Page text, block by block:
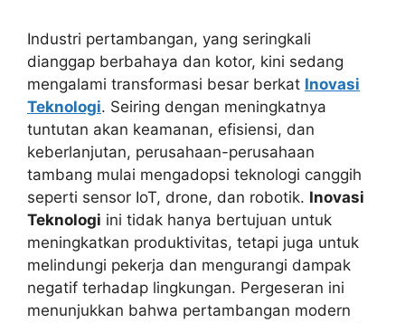
Industri pertambangan, yang seringkali
dianggap berbahaya dan kotor, kini sedang
mengalami transformasi besar berkat Inovasi
Teknologi. Seiring dengan meningkatnya
tuntutan akan keamanan, efisiensi, dan
keberlanjutan, perusahaan-perusahaan
tambang mulai mengadopsi teknologi canggih
seperti sensor IoT, drone, dan robotik. Inovasi
Teknologi ini tidak hanya bertujuan untuk
meningkatkan produktivitas, tetapi juga untuk
melindungi pekerja dan mengurangi dampak
negatif terhadap lingkungan. Pergeseran ini
menunjukkan bahwa pertambangan modern